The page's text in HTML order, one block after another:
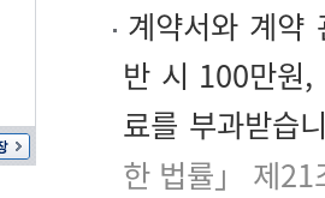
계약서와 계약
반 시 100만원
료를 부과받습
한 법률」 제21